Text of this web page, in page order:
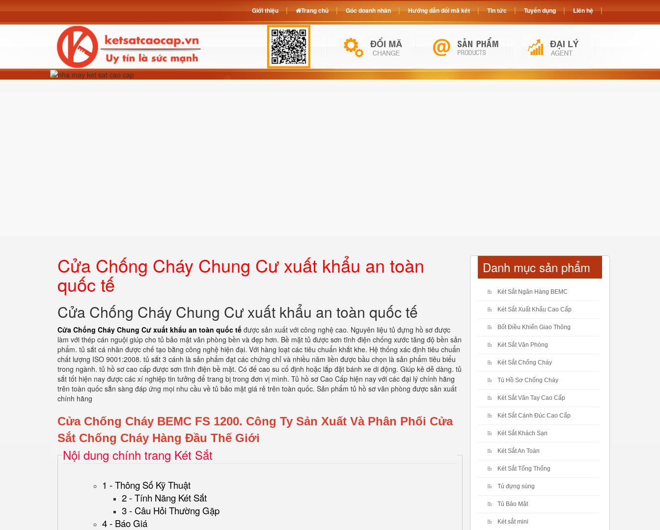
Cửa Chống Cháy Chung Cư xuất khẩu an toàn
quốc tế
Cửa Chống Cháy Chung Cư xuất khẩu an toàn quốc tế
Cửa Chống Cháy Chung Cư xuất khẩu an toàn quốc tế được sản xuất với công nghệ cao. Nguyên liệu tủ đựng hồ sơ được
làm với thép cán nguội giúp cho tủ bảo mật văn phòng bền và đẹp hơn. Bề mặt tủ được sơn tĩnh điện chống xước tăng độ bền sản
phẩm. tủ sắt cá nhân được chế tạo bằng công nghệ hiện đại. Với hàng loạt các tiêu chuẩn khắt khe. Hệ thống xác định tiêu chuẩn
chất lượng ISO 9001:2008. tủ sắt 3 cánh là sản phẩm đạt các chứng chỉ và nhiều năm liền được bầu chọn là sản phẩm tiêu biểu
trong ngành. tủ hồ sơ cao cấp được sơn tĩnh điện bề mặt. Có đế cao su cố định hoặc lắp đặt bánh xe di động. Giúp kê dễ dàng. tủ
sắt tốt hiện nay được các xí nghiệp tin tưởng để trang bị trong đơn vị mình. Tủ hồ sơ Cao Cấp hiện nay với các đại lý chính hãng
trên toàn quốc sẵn sàng đáp ứng mọi nhu cầu về tủ bảo mật giá rẻ trên toàn quốc. Sản phẩm tủ hồ sơ văn phòng được sản xuất
chính hãng
Cửa Chống Cháy BEMC FS 1200. Công Ty Sản Xuất Và Phân Phối Cửa
Sắt Chống Cháy Hàng Đầu Thế Giới
Nội dung chính trang Két Sắt
1 - Thông Số Kỹ Thuật
2 - Tính Năng Két Sắt
3 - Câu Hỏi Thường Gặp
4 - Báo Giá
Danh mục sản phẩm
Két Sắt Ngân Hàng BEMC
Két Sắt Xuất Khẩu Cao Cấp
Bốt Điều Khiển Giao Thông
Két Sắt Văn Phòng
Két Sắt Chống Cháy
Tủ Hồ Sơ Chống Cháy
Két Sắt Vân Tay Cao Cấp
Két Sắt Cánh Đúc Cao Cấp
Két Sắt Khách Sạn
Két Sắt An Toàn
Két Sắt Tổng Thống
Tủ đựng súng
Tủ Bảo Mật
Két sắt mini
Giới thiệu Trang chủ Góc doanh nhân Hướng dẫn đổi mã két Tin tức Tuyển dụng Liên hệ